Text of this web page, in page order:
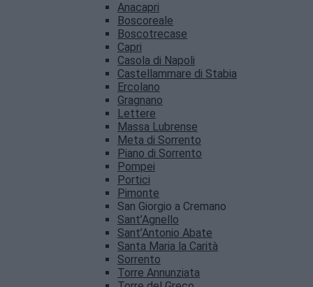
Anacapri
Boscoreale
Boscotrecase
Capri
Casola di Napoli
Castellammare di Stabia
Ercolano
Gragnano
Lettere
Massa Lubrense
Meta di Sorrento
Piano di Sorrento
Pompei
Portici
Pimonte
San Giorgio a Cremano
Sant’Agnello
Sant’Antonio Abate
Santa Maria la Carità
Sorrento
Torre Annunziata